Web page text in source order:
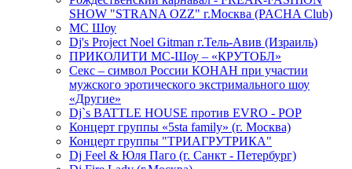
SHOW "STRANA OZZ" г.Москва (PACHA Club)
MC Шоу
Dj's Project Noel Gitman г.Тель-Авив (Израиль)
ПРИКОЛИТИ МС-Шоу – «КРУТОБЛ»
Секс – символ России КОНАН при участии
мужского эротического экстримального шоу
«Другие»
Dj`s BATTLE HOUSE против EVRO - POP
Концерт группы «5sta family» (г. Москва)
Концерт группы "ТРИАГРУТРИКА"
Dj Feel & Юля Паго (г. Санкт - Петербург)